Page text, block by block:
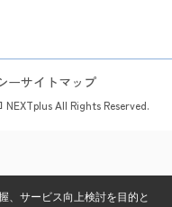
ーサイトマップ
All Rights Reserved.
、サービス向上検討を目的と